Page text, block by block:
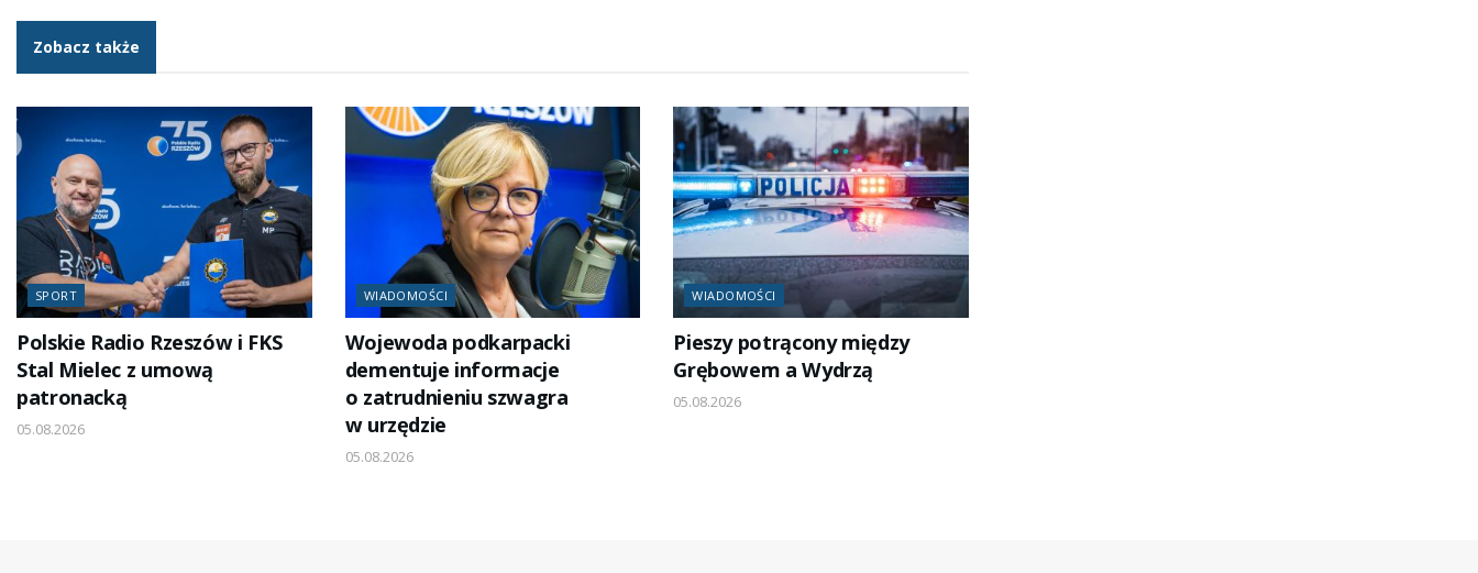
Zobacz także
SPORT
Polskie Radio Rzeszów i FKS
Stal Mielec z umową
patronacką
05.08.2026
WIADOMOŚCI
Wojewoda podkarpacki
dementuje informacje
o zatrudnieniu szwagra
w urzędzie
05.08.2026
WIADOMOŚCI
Pieszy potrącony między
Grębowem a Wydrzą
05.08.2026